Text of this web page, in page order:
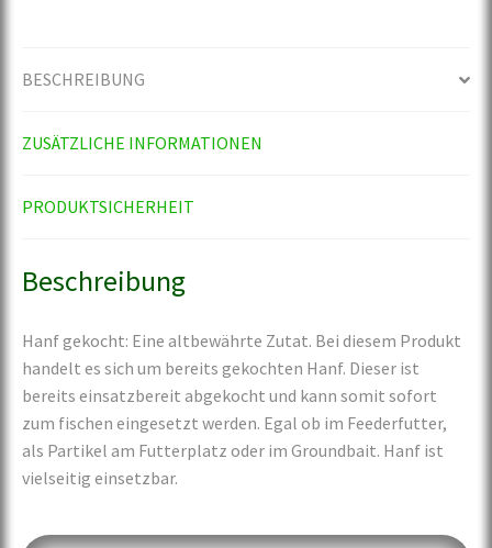
BESCHREIBUNG
ZUSÄTZLICHE INFORMATIONEN
PRODUKTSICHERHEIT
Beschreibung
Hanf gekocht: Eine altbewährte Zutat. Bei diesem Produkt
handelt es sich um bereits gekochten Hanf. Dieser ist
bereits einsatzbereit abgekocht und kann somit sofort
zum fischen eingesetzt werden. Egal ob im Feederfutter,
als Partikel am Futterplatz oder im Groundbait. Hanf ist
vielseitig einsetzbar.